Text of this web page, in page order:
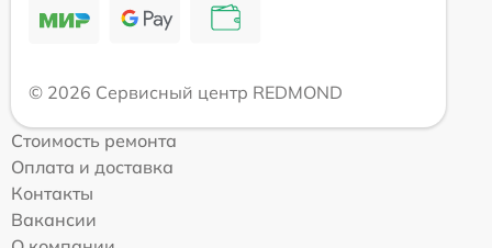
© 2026 Сервисный центр REDMOND
Стоимость ремонта
Оплата и доставка
Контакты
Вакансии